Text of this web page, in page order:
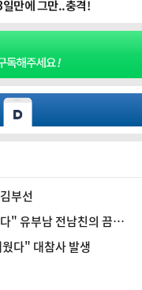
부선
" 유부남 전남친의 끔찍
다" 대참사 발생